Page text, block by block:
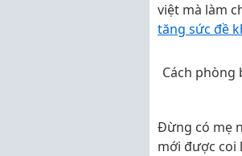
việt mà làm
tăng sức đề
Cách phòng
Đừng có mẹ
mới được coi